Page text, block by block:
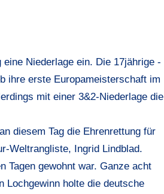
Niederlage ein. Die 17jährige -
ihre erste Europameisterschaft im
mit einer 3&2-Niederlage die
diesem Tag die Ehrenrettung für
Weltrangliste, Ingrid Lindblad.
Tagen gewohnt war. Ganze acht
Lochgewinn holte die deutsche